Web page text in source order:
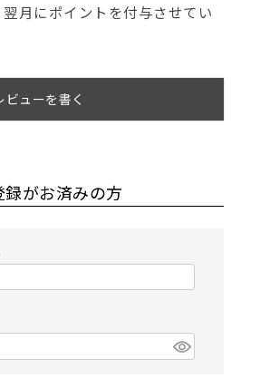
月にポイントを付与させてい
ビューを書く
録がお済みの方